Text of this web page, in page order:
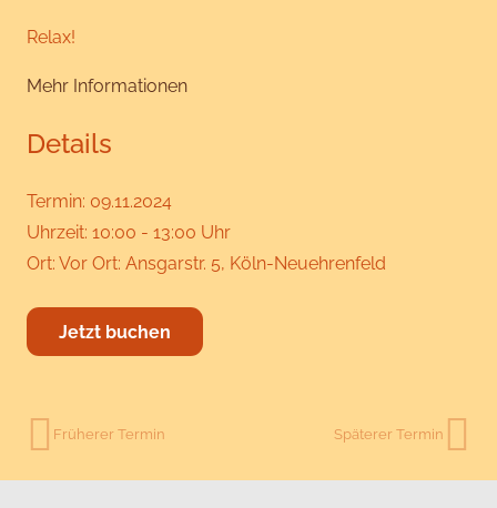
Relax!
Mehr Informationen
Details
Termin: 09.11.2024
Uhrzeit: 10:00 - 13:00 Uhr
Ort: Vor Ort: Ansgarstr. 5, Köln-Neuehrenfeld
Jetzt buchen
Früherer Termin Späterer Termin